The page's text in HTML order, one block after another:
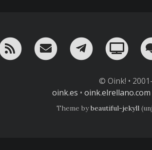
RSS ¡Mándame un email!
¡Nuestro
© Oink! •
oink.es • oink.elrellano.com
Theme bybeautiful-jekyll